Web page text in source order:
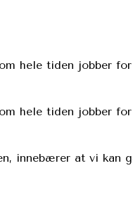
hele tiden jobber
hele tiden jobber
innebærer at vi kan